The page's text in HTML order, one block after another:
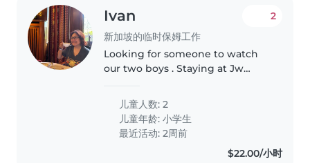
Ivan
新加坡的临时保姆工作
2
Looking for someone to watch
our two boys . Staying at Jw
儿童人数: 2
儿童年龄:小学生
最近活动: 2周前
$22.00/小时